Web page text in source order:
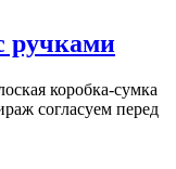
ручками
коробка-сумка
согласуем перед